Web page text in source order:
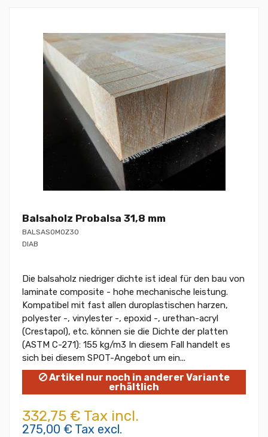
Balsaholz Probalsa 31,8 mm
BALSASOMOZ30
DIAB
Die balsaholz niedriger dichte ist ideal für den bau von
laminate composite - hohe mechanische leistung.
Kompatibel mit fast allen duroplastischen harzen,
polyester -, vinylester -, epoxid -, urethan-acryl
(Crestapol), etc. können sie die Dichte der platten
(ASTM C-271): 155 kg/m3 In diesem Fall handelt es
sich bei diesem SPOT-Angebot um ein...
Artikel nur noch in anderer Variante
erhältlich
332,75 € Tax incl.
275,00 € Tax excl.